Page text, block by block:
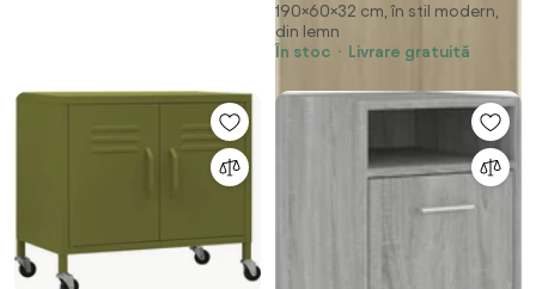
sonoma, 60x32x190 cm, lemn
prelucrat
190×60×32 cm, în stil modern,
din lemn
În stoc
Livrare gratuită